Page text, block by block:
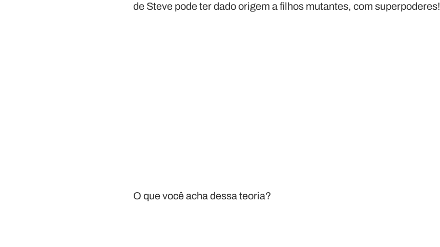
de Steve pode ter dado origem a filhos mutantes, com superpoderes!
O que você acha dessa teoria?